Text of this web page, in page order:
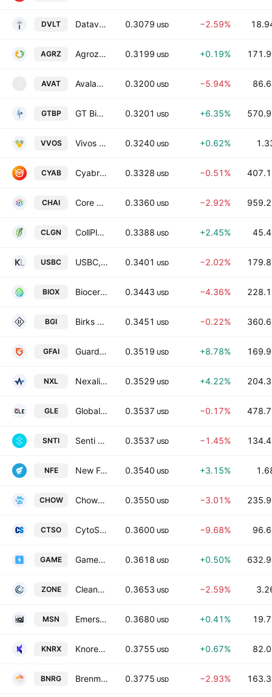
DVLT Datavault AI Inc. 0.3079 USD −2.59%
AGRZ Agroz Inc. Class A 0.3199 USD +0.19%
AVAT Avalanche Treasury Corporation Class A 0.3200 USD −5.94%
GTBP GT Biopharma Inc 0.3201 USD +6.35%
VVOS Vivos Therapeutics, Inc. 0.3240 USD +0.62%
CYAB Cyabra, Inc. 0.3328 USD −0.51%
CHAI Core AI Holdings, Inc. 0.3360 USD −2.92%
CLGN CollPlant Biotechnologies Ltd 0.3388 USD +2.45%
USBC USBC, Inc. 0.3401 USD −2.02%
BIOX Bioceres Crop Solutions Corp. 0.3443 USD −4.36%
BGI Birks Group Inc. 0.3451 USD −0.22%
GFAI Guardforce AI Co., Ltd. 0.3519 USD +8.78%
NXL Nexalin Technology, Inc. 0.3529 USD +4.22%
GLE Global Engine Group Holding Limited Class A 0.3537 USD −0.17%
SNTI Senti Biosciences Holdings Inc 0.3537 USD −1.45%
NFE New Fortress Energy Inc. Class A 0.3540 USD +3.15%
CHOW ChowChow Cloud International Holdings Ltd. 0.3550 USD −3.01%
CTSO CytoSorbents Corporation 0.3600 USD −9.68%
GAME GameSquare Holdings Inc 0.3618 USD +0.50%
ZONE CleanCore Solutions, Inc. Class B 0.3653 USD −2.59%
MSN Emerson Radio Corp. 0.3680 USD +0.41%
KNRX Knorex Ltd. Class A 0.3755 USD +0.67%
BNRG Brenmiller Energy Ltd 0.3775 USD −2.93%